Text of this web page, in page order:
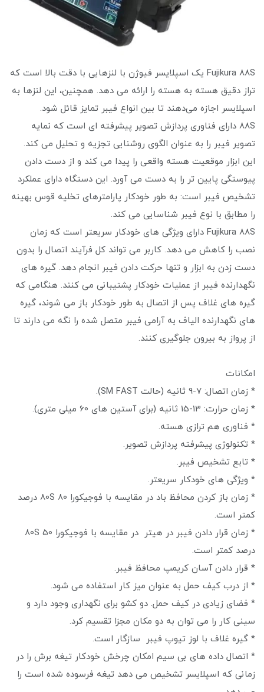
Fujikura 88S یک اسپلایسر فیوژن با لنزهایی با دقت بالا است که
تراز دقیق هسته به هسته را ارائه می دهد. همچنین، این لنزها به
اسپلایسر اجازه می‌دهند تا بین انواع فیبر تمایز قائل شود.
88S دارای فناوری پردازش تصویر پیشرفته ای است که نمایه
تصویر فیبر را به عنوان الگوی روشنایی تجزیه و تحلیل می کند.
این ابزار موقعیت هسته واقعی را پیدا می کند و از دست دادن
پیوستگی پایین تر را به دست می آورد. این دستگاه دارای عملکرد
تشخیص فیبر است: به طور خودکار پارامترهای تخلیه قوس بهینه
را مطابق با نوع فیبر شناسایی می کند.
Fujikura 88S دارای ویژگی های خودکار سریعتر است که زمان
نصب را کاهش می دهد. کاربر می تواند کل فرآیند اتصال را بدون
دست زدن به ابزار و تنها حرکت دادن فیبر انجام دهد. گیره های
نگهدارنده فیبر از عملیات خودکار پشتیبانی می کنند. هنگامی که
گیره های غلاف پس از اتصال به طور خودکار باز می شوند، گیره
های نگهدارنده الیاف به آرامی فیبر متصل شده را نگه می دارند تا
از پرواز به بیرون جلوگیری کنند.
امکانات
* زمان اتصال: 7-9 ثانیه (حالت SM FAST).
* زمان حرارت: 13-15 ثانیه (برای آستین های 60 میلی متری).
* فناوری هم ترازی هسته.
* تکنولوژی پیشرفته پردازش تصویر.
* تابع تشخیص فیبر.
* ویژگی های خودکار سریعتر.
* زمان باز کردن محافظ باد در مقایسه با فوجیکورا 80S 80 درصد
کمتر است.
* زمان قرار دادن فیبر در هیتر در مقایسه با فوجیکورا 80S 50
درصد کمتر است.
* قرار دادن آسان کریمپ محافظ فیبر.
* از درب کیف حمل به عنوان میز کار استفاده می شود.
* فضای زیادی در کیف حمل. دو کشو برای نگهداری وجود دارد و
سینی کار را می توان به دو مکان مجزا تقسیم کرد.
* گیره غلاف با لوز تیوپ فیبر سازگار است.
* اتصال داده های بی سیم امکان چرخش خودکار تیغه برش را در
زمانی که اسپلایسر تشخیص می دهد تیغه فرسوده شده است را